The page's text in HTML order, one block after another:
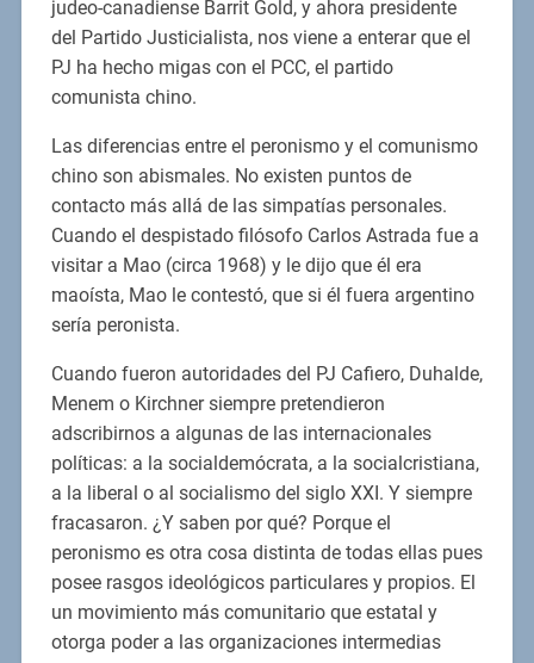
judeo-canadiense Barrit Gold, y ahora presidente
del Partido Justicialista, nos viene a enterar que el
PJ ha hecho migas con el PCC, el partido
comunista chino.
Las diferencias entre el peronismo y el comunismo
chino son abismales. No existen puntos de
contacto más allá de las simpatías personales.
Cuando el despistado filósofo Carlos Astrada fue a
visitar a Mao (circa 1968) y le dijo que él era
maoísta, Mao le contestó, que si él fuera argentino
sería peronista.
Cuando fueron autoridades del PJ Cafiero, Duhalde,
Menem o Kirchner siempre pretendieron
adscribirnos a algunas de las internacionales
políticas: a la socialdemócrata, a la socialcristiana,
a la liberal o al socialismo del siglo XXI. Y siempre
fracasaron. ¿Y saben por qué? Porque el
peronismo es otra cosa distinta de todas ellas pues
posee rasgos ideológicos particulares y propios. El
un movimiento más comunitario que estatal y
otorga poder a las organizaciones intermedias